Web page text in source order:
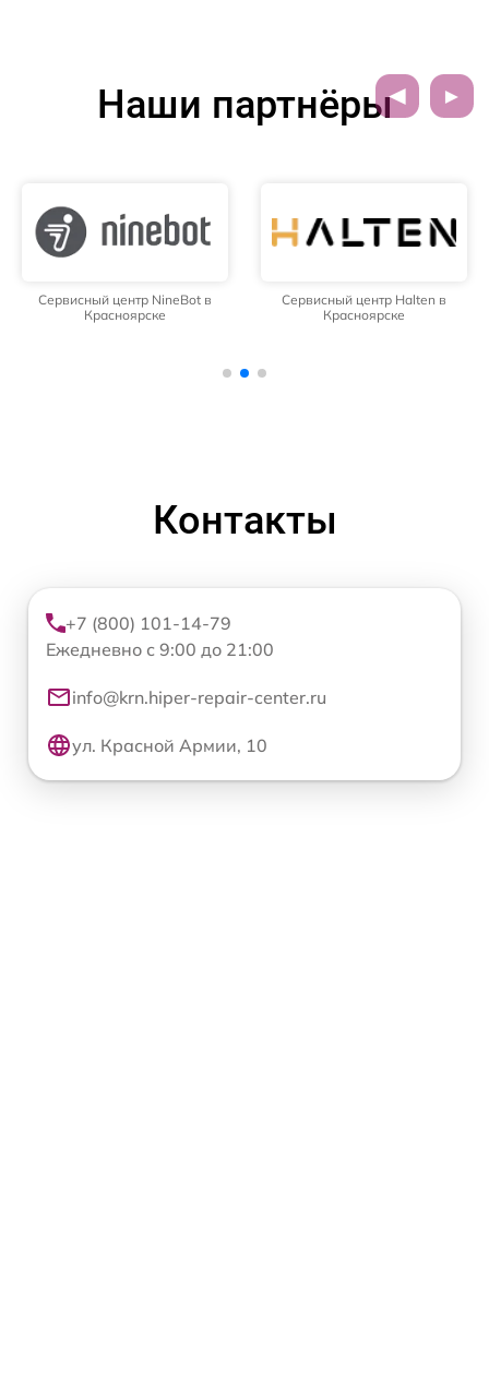
Наши партнёры
Сервисный центр NineBot в
Красноярске
Сервисный центр Halten в
Красноярске
Контакты
+7 (800) 101-14-79
Ежедневно с 9:00 до 21:00
info@krn.hiper-repair-center.ru
ул. Красной Армии, 10